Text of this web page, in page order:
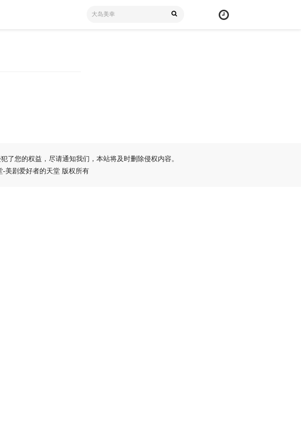
了您的权益，尽请通知我们，本站将及时删除侵权内容。
美剧爱好者的天堂 版权所有